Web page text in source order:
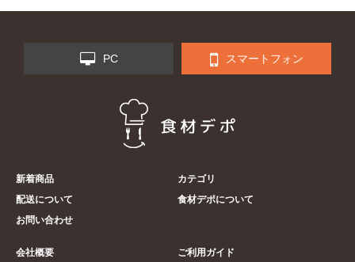
PC スマートフォン
新着商品
カテゴリ
配送について
食材デポについて
お問い合わせ
会社概要
ご利用ガイド